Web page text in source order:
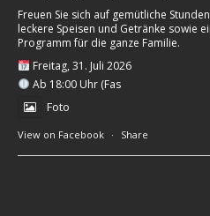
Freuen Sie sich auf gemütliche
leckere Speisen und Getränke sowie
Programm für die ganze Familie.
Freitag, 31. Juli 2026
Ab 18:00 Uhr (Fas
Foto
View on Facebook · Share